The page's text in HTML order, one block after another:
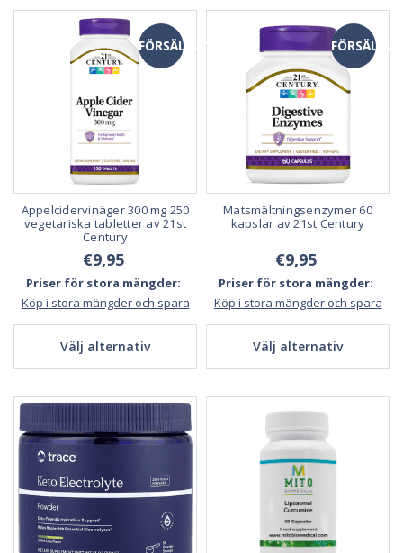
FÖRSÄLJNING
Äppelcidervinäger 300 mg 250
vegetariska tabletter av 21st
Century
€9,95
Priser för stora mängder:
Köp i stora mängder och spara
Välj alternativ
Matsmältningsenzymer 60
kapslar av 21st Century
€9,95
Priser för stora mängder:
Köp i stora mängder och spara
Välj alternativ